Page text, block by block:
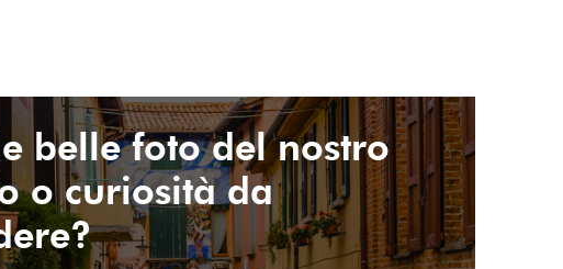
belle foto del nostro
o curiosità da